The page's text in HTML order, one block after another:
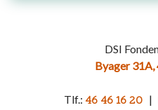
DSI
Byager
​​Tlf.: 46 46 16 20 |